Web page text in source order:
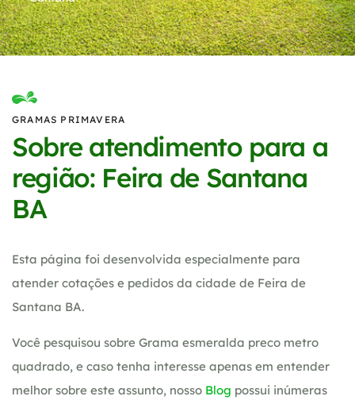
GRAMAS PRIMAVERA
Sobre atendimento para a
região: Feira de Santana
BA
Esta página foi desenvolvida especialmente para
atender cotações e pedidos da cidade de Feira de
Santana BA.
Você pesquisou sobre Grama esmeralda preco metro
quadrado, e caso tenha interesse apenas em entender
melhor sobre este assunto, nosso Blog possui inúmeras